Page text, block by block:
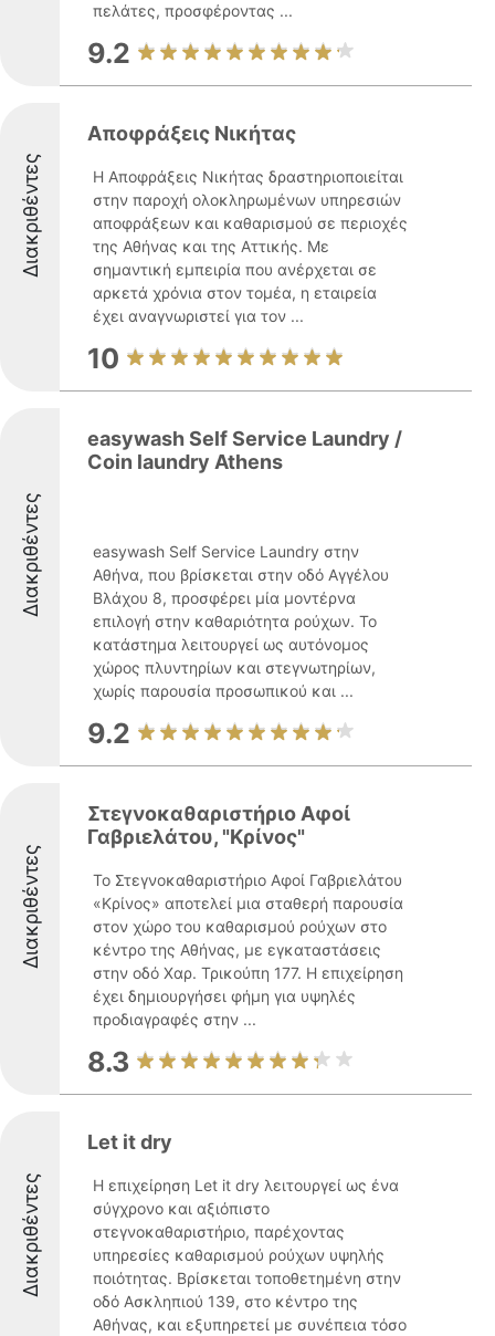
πελάτες, προσφέροντας ...
9.2
Διακριθέντες
Αποφράξεις Νικήτας
Η Αποφράξεις Νικήτας δραστηριοποιείται
στην παροχή ολοκληρωμένων υπηρεσιών
αποφράξεων και καθαρισμού σε περιοχές
της Αθήνας και της Αττικής. Με
σημαντική εμπειρία που ανέρχεται σε
αρκετά χρόνια στον τομέα, η εταιρεία
έχει αναγνωριστεί για τον ...
10
Διακριθέντες
easywash Self Service Laundry /
Coin laundry Athens
easywash Self Service Laundry στην
Αθήνα, που βρίσκεται στην οδό Αγγέλου
Βλάχου 8, προσφέρει μία μοντέρνα
επιλογή στην καθαριότητα ρούχων. Το
κατάστημα λειτουργεί ως αυτόνομος
χώρος πλυντηρίων και στεγνωτηρίων,
χωρίς παρουσία προσωπικού και ...
9.2
Διακριθέντες
Στεγνοκαθαριστήριο Αφοί
Γαβριελάτου, "Κρίνος"
Το Στεγνοκαθαριστήριο Αφοί Γαβριελάτου
«Κρίνος» αποτελεί μια σταθερή παρουσία
στον χώρο του καθαρισμού ρούχων στο
κέντρο της Αθήνας, με εγκαταστάσεις
στην οδό Χαρ. Τρικούπη 177. Η επιχείρηση
έχει δημιουργήσει φήμη για υψηλές
προδιαγραφές στην ...
8.3
Διακριθέντες
Let it dry
Η επιχείρηση Let it dry λειτουργεί ως ένα
σύγχρονο και αξιόπιστο
στεγνοκαθαριστήριο, παρέχοντας
υπηρεσίες καθαρισμού ρούχων υψηλής
ποιότητας. Βρίσκεται τοποθετημένη στην
οδό Ασκληπιού 139, στο κέντρο της
Αθήνας, και εξυπηρετεί με συνέπεια τόσο